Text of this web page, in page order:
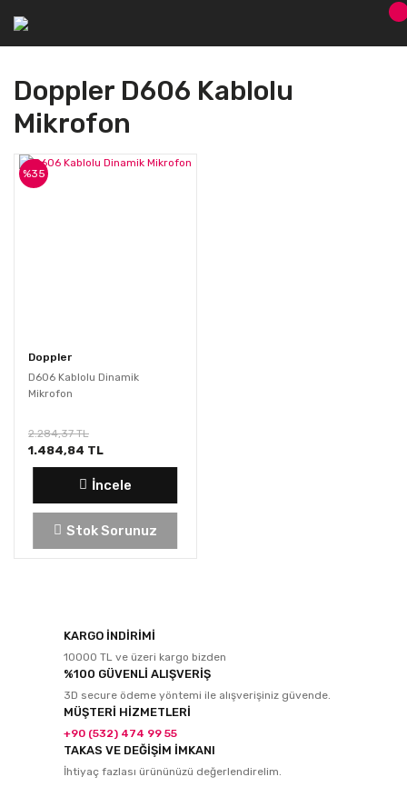
Doppler D606 Kablolu
Mikrofon
Doppler
D606 Kablolu Dinamik
Mikrofon
%35
2.284,37 TL
1.484,84 TL
İncele
Stok Sorunuz
KARGO İNDİRİMİ
10000 TL ve üzeri kargo bizden
%100 GÜVENLİ ALIŞVERİŞ
3D secure ödeme yöntemi ile alışverişiniz güvende.
MÜŞTERİ HİZMETLERİ
+90 (532) 474 99 55
TAKAS VE DEĞİŞİM İMKANI
İhtiyaç fazlası ürününüzü değerlendirelim.